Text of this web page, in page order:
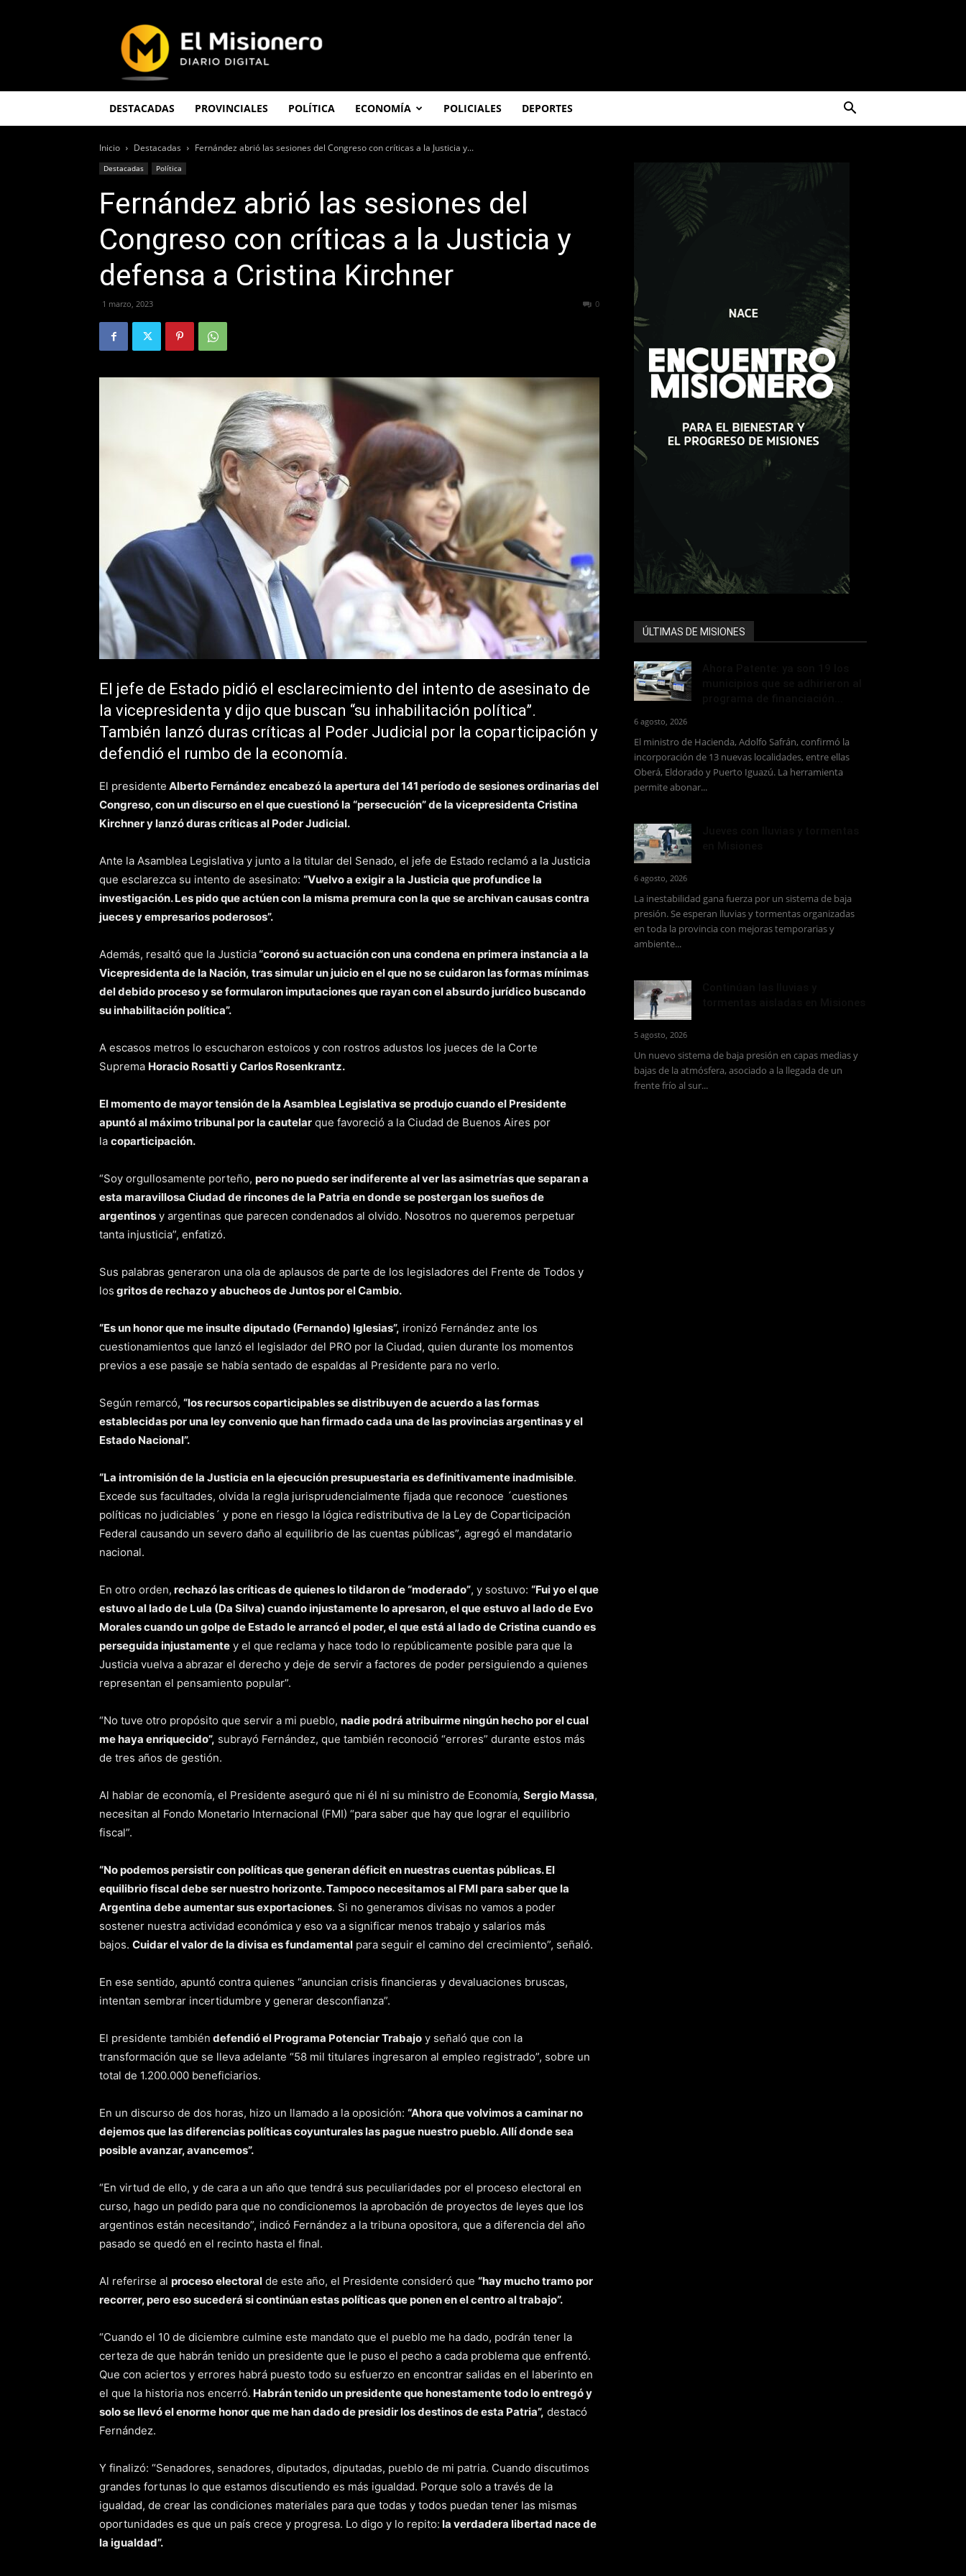
Misionero
DESTACADAS PROVINCIALES POLÍTICA ECONOMÍA POLICIALES DEPORTES
Inicio Destacadas Fernández abrió las sesiones del Congreso con críticas a la Justicia y...
Destacadas Política
Fernández abrió las sesiones del
Congreso con críticas a la Justicia y
defensa a Cristina Kirchner
1 marzo, 2023 0
El jefe de Estado pidió el esclarecimiento del intento de asesinato de
la vicepresidenta y dijo que buscan “su inhabilitación política”.
También lanzó duras críticas al Poder Judicial por la coparticipación y
defendió el rumbo de la economía.
El presidente Alberto Fernández encabezó la apertura del 141 período de sesiones ordinarias del
Congreso, con un discurso en el que cuestionó la “persecución” de la vicepresidenta Cristina
Kirchner y lanzó duras críticas al Poder Judicial.
Ante la Asamblea Legislativa y junto a la titular del Senado, el jefe de Estado reclamó a la Justicia
que esclarezca su intento de asesinato: “Vuelvo a exigir a la Justicia que profundice la
investigación. Les pido que actúen con la misma premura con la que se archivan causas contra
jueces y empresarios poderosos”.
Además, resaltó que la Justicia“coronó su actuación con una condena en primera instancia a la
Vicepresidenta de la Nación, tras simular un juicio en el que no se cuidaron las formas mínimas
del debido proceso y se formularon imputaciones que rayan con el absurdo jurídico buscando
su inhabilitación política”.
A escasos metros lo escucharon estoicos y con rostros adustos los jueces de la Corte
Suprema Horacio Rosatti y Carlos Rosenkrantz.
El momento de mayor tensión de la Asamblea Legislativa se produjo cuando el Presidente
apuntó al máximo tribunal por la cautelar que favoreció a la Ciudad de Buenos Aires por
la coparticipación.
“Soy orgullosamente porteño, pero no puedo ser indiferente al ver las asimetrías que separan a
esta maravillosa Ciudad de rincones de la Patria en donde se postergan los sueños de
argentinos y argentinas que parecen condenados al olvido. Nosotros no queremos perpetuar
tanta injusticia”, enfatizó.
Sus palabras generaron una ola de aplausos de parte de los legisladores del Frente de Todos y
los gritos de rechazo y abucheos de Juntos por el Cambio.
“Es un honor que me insulte diputado (Fernando) Iglesias”, ironizó Fernández ante los
cuestionamientos que lanzó el legislador del PRO por la Ciudad, quien durante los momentos
previos a ese pasaje se había sentado de espaldas al Presidente para no verlo.
Según remarcó, “los recursos coparticipables se distribuyen de acuerdo a las formas
establecidas por una ley convenio que han firmado cada una de las provincias argentinas y el
Estado Nacional”.
“La intromisión de la Justicia en la ejecución presupuestaria es definitivamente inadmisible.
Excede sus facultades, olvida la regla jurisprudencialmente fijada que reconoce ´cuestiones
políticas no judiciables´ y pone en riesgo la lógica redistributiva de la Ley de Coparticipación
Federal causando un severo daño al equilibrio de las cuentas públicas”, agregó el mandatario
nacional.
En otro orden, rechazó las críticas de quienes lo tildaron de “moderado”, y sostuvo: “Fui yo el que
estuvo al lado de Lula (Da Silva) cuando injustamente lo apresaron, el que estuvo al lado de Evo
Morales cuando un golpe de Estado le arrancó el poder, el que está al lado de Cristina cuando es
perseguida injustamente y el que reclama y hace todo lo repúblicamente posible para que la
Justicia vuelva a abrazar el derecho y deje de servir a factores de poder persiguiendo a quienes
representan el pensamiento popular”.
“No tuve otro propósito que servir a mi pueblo, nadie podrá atribuirme ningún hecho por el cual
me haya enriquecido”, subrayó Fernández, que también reconoció “errores” durante estos más
de tres años de gestión.
Al hablar de economía, el Presidente aseguró que ni él ni su ministro de Economía, Sergio Massa,
necesitan al Fondo Monetario Internacional (FMI) “para saber que hay que lograr el equilibrio
fiscal”.
“No podemos persistir con políticas que generan déficit en nuestras cuentas públicas. El
equilibrio fiscal debe ser nuestro horizonte. Tampoco necesitamos al FMI para saber que la
Argentina debe aumentar sus exportaciones. Si no generamos divisas no vamos a poder
sostener nuestra actividad económica y eso va a significar menos trabajo y salarios más
bajos. Cuidar el valor de la divisa es fundamental para seguir el camino del crecimiento”, señaló.
En ese sentido, apuntó contra quienes “anuncian crisis financieras y devaluaciones bruscas,
intentan sembrar incertidumbre y generar desconfianza”.
El presidente también defendió el Programa Potenciar Trabajo y señaló que con la
transformación que se lleva adelante “58 mil titulares ingresaron al empleo registrado”, sobre un
total de 1.200.000 beneficiarios.
En un discurso de dos horas, hizo un llamado a la oposición: “Ahora que volvimos a caminar no
dejemos que las diferencias políticas coyunturales las pague nuestro pueblo. Allí donde sea
posible avanzar, avancemos”.
“En virtud de ello, y de cara a un año que tendrá sus peculiaridades por el proceso electoral en
curso, hago un pedido para que no condicionemos la aprobación de proyectos de leyes que los
argentinos están necesitando”, indicó Fernández a la tribuna opositora, que a diferencia del año
pasado se quedó en el recinto hasta el final.
Al referirse al proceso electoral de este año, el Presidente consideró que “hay mucho tramo por
recorrer, pero eso sucederá si continúan estas políticas que ponen en el centro al trabajo”.
“Cuando el 10 de diciembre culmine este mandato que el pueblo me ha dado, podrán tener la
certeza de que habrán tenido un presidente que le puso el pecho a cada problema que enfrentó.
Que con aciertos y errores habrá puesto todo su esfuerzo en encontrar salidas en el laberinto en
el que la historia nos encerró. Habrán tenido un presidente que honestamente todo lo entregó y
solo se llevó el enorme honor que me han dado de presidir los destinos deesta Patria”, destacó
Fernández.
Y finalizó: “Senadores, senadores, diputados, diputadas, pueblo de mi patria. Cuando discutimos
grandes fortunas lo que estamos discutiendo es más igualdad. Porque solo a través de la
igualdad, de crear las condiciones materiales para que todas y todos puedan tener las mismas
oportunidades es que un país crece y progresa. Lo digo y lo repito: la verdadera libertad nace de
la igualdad”.
ÚLTIMAS DE MISIONES
6 agosto, 2026
El ministro de Hacienda, Adolfo Safrán, confirmó la
incorporación de 13 nuevas localidades, entre ellas
Oberá, Eldorado y Puerto Iguazú. La herramienta
permite abonar...
6 agosto, 2026
La inestabilidad gana fuerza por un sistema de baja
presión. Se esperan lluvias y tormentas organizadas
en toda la provincia con mejoras temporarias y
ambiente...
5 agosto, 2026
Un nuevo sistema de baja presión en capas medias y
bajas de la atmósfera, asociado a la llegada de un
frente frío al sur...